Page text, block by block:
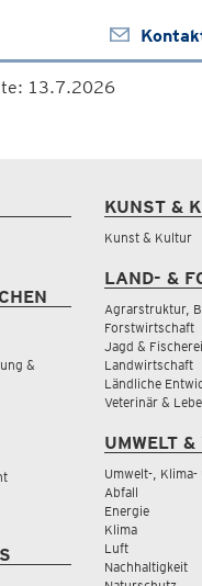
13.7.2026
&
KUNST &
Kunst & Kultur
LAND- &
Agrarstruktur,
Forstwirtschaft
Jagd & Fischerei
Landwirtschaft
Ländliche
Veterinär &
UMWELT &
Umwelt-,
Abfall
Energie
Klima
Luft
Nachhaltigkeit